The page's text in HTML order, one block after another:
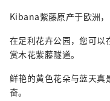
Kibana紫藤原产于欧洲
在足利花卉公园，您可以
赏木花紫藤隧道。
鲜艳的黄色花朵与蓝天真
奋。